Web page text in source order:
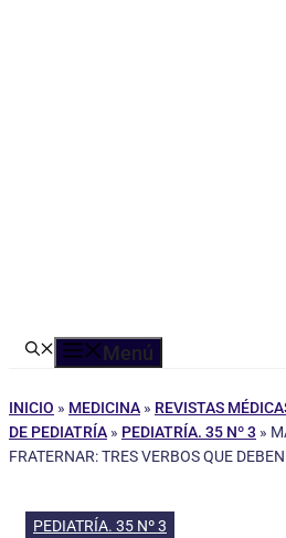
Menú
INICIO » MEDICINA » REVISTAS
DE PEDIATRÍA » PEDIATRÍA. 35 Nº 3 »
FRATERNAR: TRES VERBOS QUE
PEDIATRÍA. 35 Nº 3